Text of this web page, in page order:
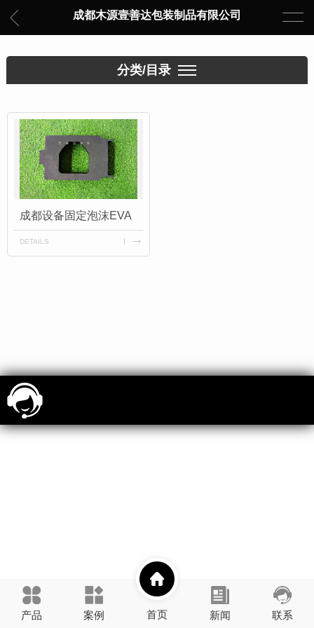
成都木源壹善达包装制品有限公司
分类/目录
成都设备固定泡沫EVA
DETAILS
产品
案例
新闻
联系
首页